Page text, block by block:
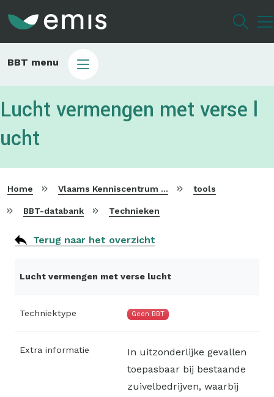
gaan
Main
BBT menu
Lucht vermengen met verse l
ucht
Home Vlaams Kenniscentrum voor Beste Beschikbare Technieken tools
BBT-databank Technieken
Terug naar het overzicht
Lucht vermengen met verse lucht
Techniektype Geen BBT
Extra informatie
In uitzonderlijke gevallen
toepasbaar bij bestaande
zuivelbedrijven, waarbij